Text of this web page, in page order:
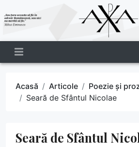
Acasă Articole
Poezie și
Seară de Sfântul Nicolae
Seară de Sfântul